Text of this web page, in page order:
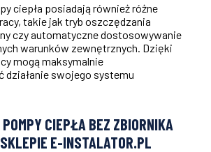
ciepła posiadają również różne
takie jak tryb oszczędzania
czy automatyczne dostosowywanie
warunków zewnętrznych. Dzięki
mogą maksymalnie
działanie swojego systemu
POMPY CIEPŁA BEZ ZBIORNIKA
E-INSTALATOR.PL